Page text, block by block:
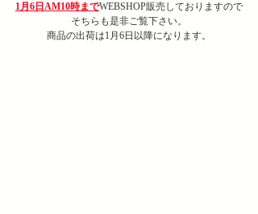
1月6日AM10時までWEBSHOP販売しておりますので
そちらも是非ご覧下さい。
商品の出荷は1月6日以降になります。